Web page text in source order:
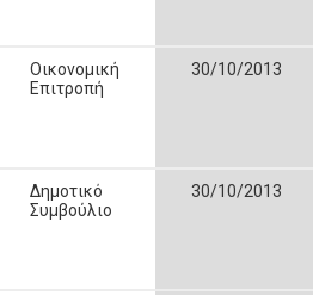
Οικονομική
Επιτροπή
30/10/2013
Δημοτικό
Συμβούλιο
30/10/2013